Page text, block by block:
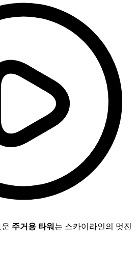
주거용 타워 는 스카이라인의 멋진